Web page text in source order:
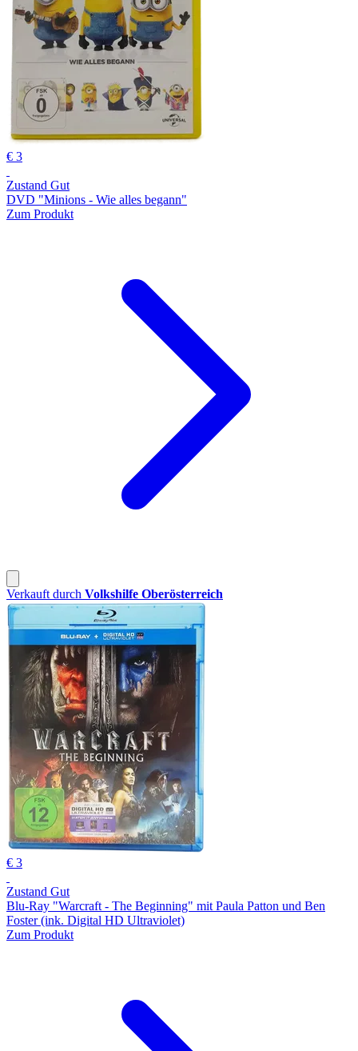
€ 3
Zustand Gut
DVD "Minions - Wie alles begann"
Zum Produkt
Verkauft durch Volkshilfe Oberösterreich
€ 3
Zustand Gut
Blu-Ray "Warcraft - The Beginning" mit Paula Patton und Ben
Foster (ink. Digital HD Ultraviolet)
Zum Produkt